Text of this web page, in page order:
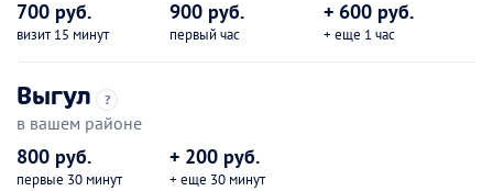
700 руб.
визит 15 минут
900 руб.
первый час
+ 600 руб.
+ еще 1 час
Выгул ?
в вашем районе
800 руб.
первые 30 минут
+ 200 руб.
+ еще 30 минут